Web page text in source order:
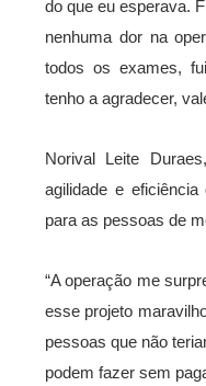
do que eu esperava.
nenhuma dor na
todos os exames,
tenho a agradecer,
Norival Leite
agilidade e
para as pessoas de
“A operação me
esse projeto
pessoas que não
podem fazer sem